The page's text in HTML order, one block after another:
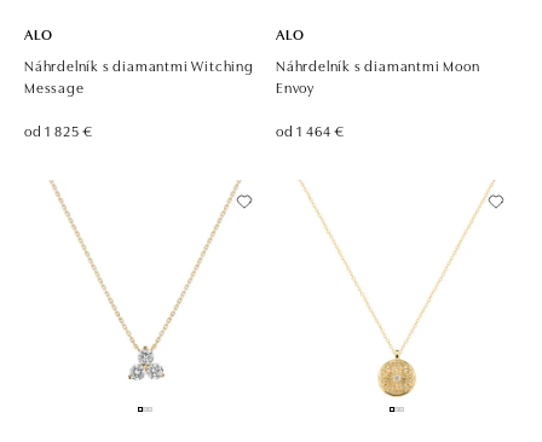
ALO
Náhrdelník s diamantmi Witching
Message
od 1 825 €
ALO
Náhrdelník s diamantmi Moon
Envoy
od 1 464 €